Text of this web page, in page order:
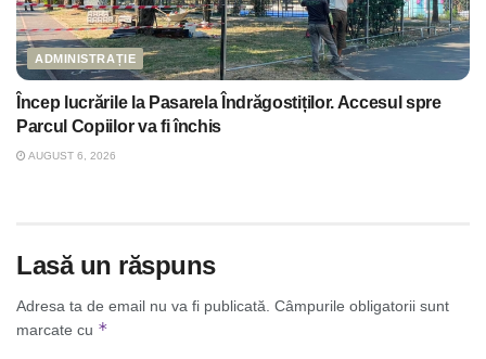
ADMINISTRAȚIE
Încep lucrările la Pasarela Îndrăgostiților. Accesul spre
Parcul Copiilor va fi închis
AUGUST 6, 2026
Lasă un răspuns
Adresa ta de email nu va fi publicată. Câmpurile obligatorii sunt
marcate cu *